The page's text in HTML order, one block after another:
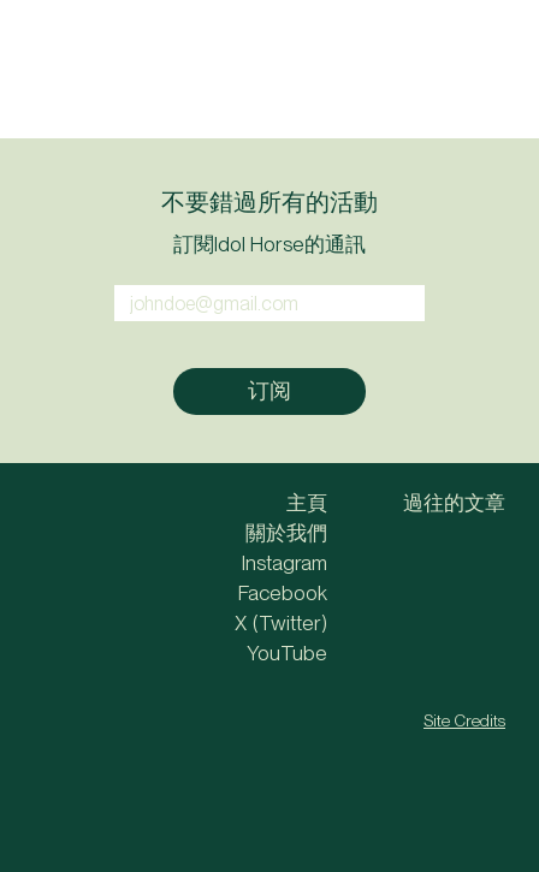
不要錯過所有的活動
訂閱Idol Horse的通訊
主頁
關於我們
過往的文章
Instagram
Facebook
X (Twitter)
YouTube
Site Credits